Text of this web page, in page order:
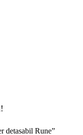
detasabil Rune”